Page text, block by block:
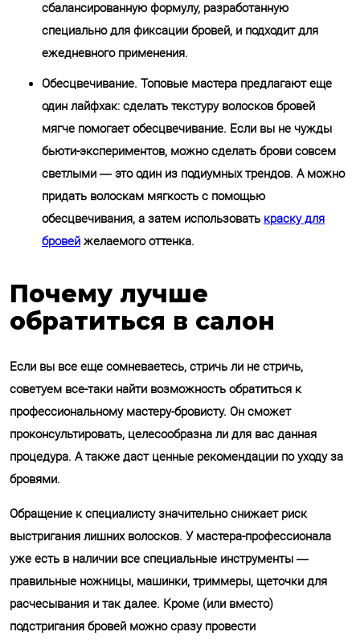
сбалансированную формулу, разработанную
специально для фиксации бровей, и подходит для
ежедневного применения.
Обесцвечивание. Топовые мастера предлагают еще
один лайфхак: сделать текстуру волосков бровей
мягче помогает обесцвечивание. Если вы не чужды
бьюти-экспериментов, можно сделать брови совсем
светлыми — это один из подиумных трендов. А можно
придать волоскам мягкость с помощью
обесцвечивания, а затем использовать краску для
бровей желаемого оттенка.
Почему лучше
обратиться в салон
Если вы все еще сомневаетесь, стричь ли не стричь,
советуем все-таки найти возможность обратиться к
профессиональному мастеру-бровисту. Он сможет
проконсультировать, целесообразна ли для вас данная
процедура. А также даст ценные рекомендации по уходу за
бровями.
Обращение к специалисту значительно снижает риск
выстригания лишних волосков. У мастера-профессионала
уже есть в наличии все специальные инструменты —
правильные ножницы, машинки, триммеры, щеточки для
расчесывания и так далее. Кроме (или вместо)
подстригания бровей можно сразу провести